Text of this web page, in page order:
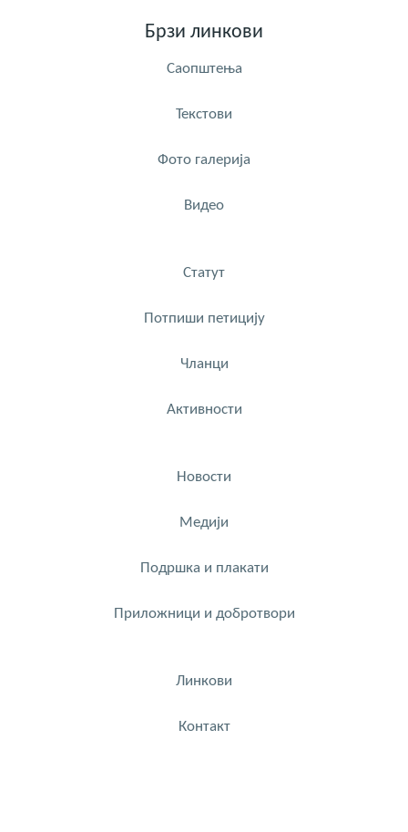
Брзи линкови
Саопштења
Текстови
Фото галерија
Видео
Статут
Потпиши петицију
Чланци
Активности
Новости
Медији
Подршка и плакати
Приложници и добротвори
Линкови
Контакт